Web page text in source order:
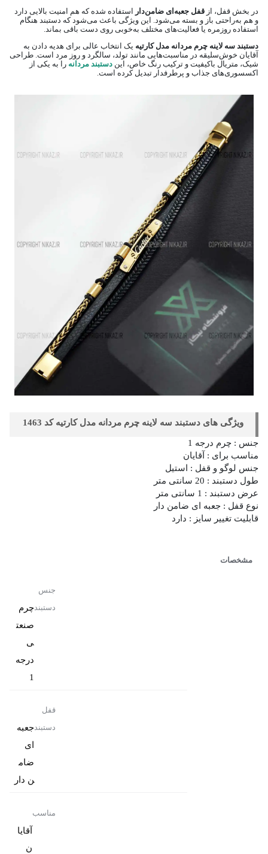
در بخش قفل، از قفل جعبه‌ای ضامن‌دار
استفاده شده که هم امنیت بالایی دارد
و هم به‌راحتی باز و بسته می‌شود. این ویژگی باعث می‌شود که دستبند هنگام
استفاده روزمره یا فعالیت‌های مختلف به‌خوبی روی دست باقی بماند.
دستبند سه لاینه چرم مردانه مدل کارتیه یک انتخاب عالی برای هدیه دادن به
آقایان خوش‌سلیقه در مناسبت‌هایی مانند تولد، سالگرد و روز مرد است. طراحی
شیک، متریال باکیفیت و ترکیب رنگ خاص، این دستبند مردانه را به یکی از
اکسسوری‌های جذاب و پرطرفدار تبدیل کرده است.
ویژگی های دستبند سه لاینه چرم مردانه مدل کارتیه کد 1463
جنس : چرم درجه 1
مناسب برای : آقایان
جنس لوگو و قفل : استیل
طول دستبند : 20 سانتی متر
عرض دستبند : 1 سانتی متر
نوع قفل : جعبه ای ضامن دار
قابلیت تغییر سایز : دارد
مشخصات
جنس
دستبندچرم
صنعت
ی
درجه
1
قفل
دستبندجعبه
ای
ضام
ن دار
مناسب
آقایا
ن